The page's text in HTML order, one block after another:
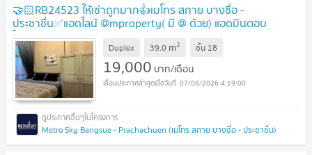
🤝🏻RB24523 ให้เช่าถูกมาก👍เมโทร สกาย บางซื่อ -
ประชาชื่น✅แอดไลน์ @mproperty( มี @ ด้วย) แอดมินตอบ
ไว
Duplex 39.0 m2 ชั้น 18
19,000 บาท/เดือน
07/08/2026 4:19:00
Metro Sky Bangsue - Prachachuen (เมโทร สกาย บางซื่อ - ประชาชื่น)